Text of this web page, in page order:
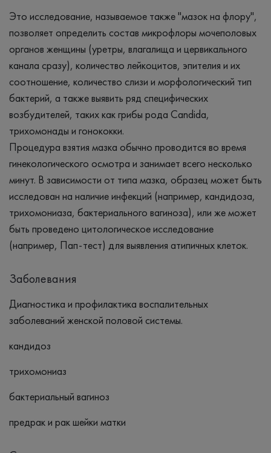
Это исследование, называемое также "мазок на флору",
позволяет определить состав микрофлоры мочеполовых
органов женщины (уретры, влагалища и цервикального
канала сразу), количество лейкоцитов, эпителия и их
соотношение, количество слизи и морфологический тип
бактерий, а также выявить ряд специфических
возбудителей, таких как грибы рода Candida,
трихомонады и гонококки.
Процедура взятия мазка обычно проводится во время
гинекологического осмотра и занимает всего несколько
минут. В зависимости от типа мазка, образец может быть
исследован на наличие инфекций (например, кандидоза,
трихомониаза, бактериального вагиноза), или же может
быть проведено цитологическое исследование
(например, Пап-тест) для выявления атипичных клеток.
Заболевания
Диагностика и профилактика воспалительных
заболеваний женской половой системы.
кандидоз
трихомониаз
бактериальный вагиноз
предрак и рак шейки матки